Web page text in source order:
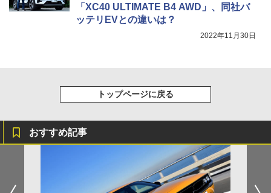
「XC40 ULTIMATE B4 AWD」、同社バ
ッテリEVとの違いは？
2022年11月30日
トップページに戻る
おすすめ記事